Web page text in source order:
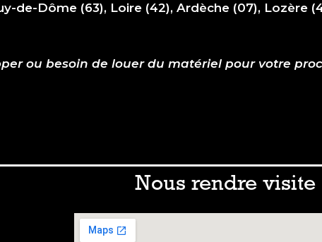
de-Dôme (63), Loire (42), Ardèche (07), Lozère
ou besoin de louer du matériel pour votre
Nous rendre visite